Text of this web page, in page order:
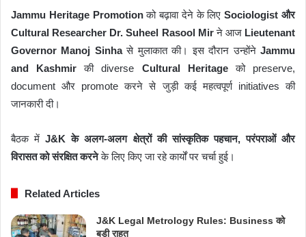
Jammu Heritage Promotionको बढ़ावा देने के लिएSociologist और
Cultural Researcher Dr. Suheel Rasool Mirने आज Lieutenant
Governor Manoj Sinhaसे मुलाकात की। इस दौरान उन्होंनेJammu
and Kashmir की diverse Cultural Heritageको preserve,
document और promote करने से जुड़ी कई महत्वपूर्ण initiatives की
जानकारी दी।
बैठक मेंJ&K के अलग-अलग क्षेत्रों की सांस्कृतिक पहचान, परंपराओं और
विरासत को संरक्षित करनेके लिए किए जा रहे कार्यों पर चर्चा हुई।
Related Articles
J&K Legal Metrology Rules: Business को
बड़ी राहत